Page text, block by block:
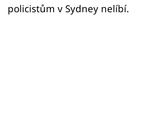
policistům v Sydney nelíbí.